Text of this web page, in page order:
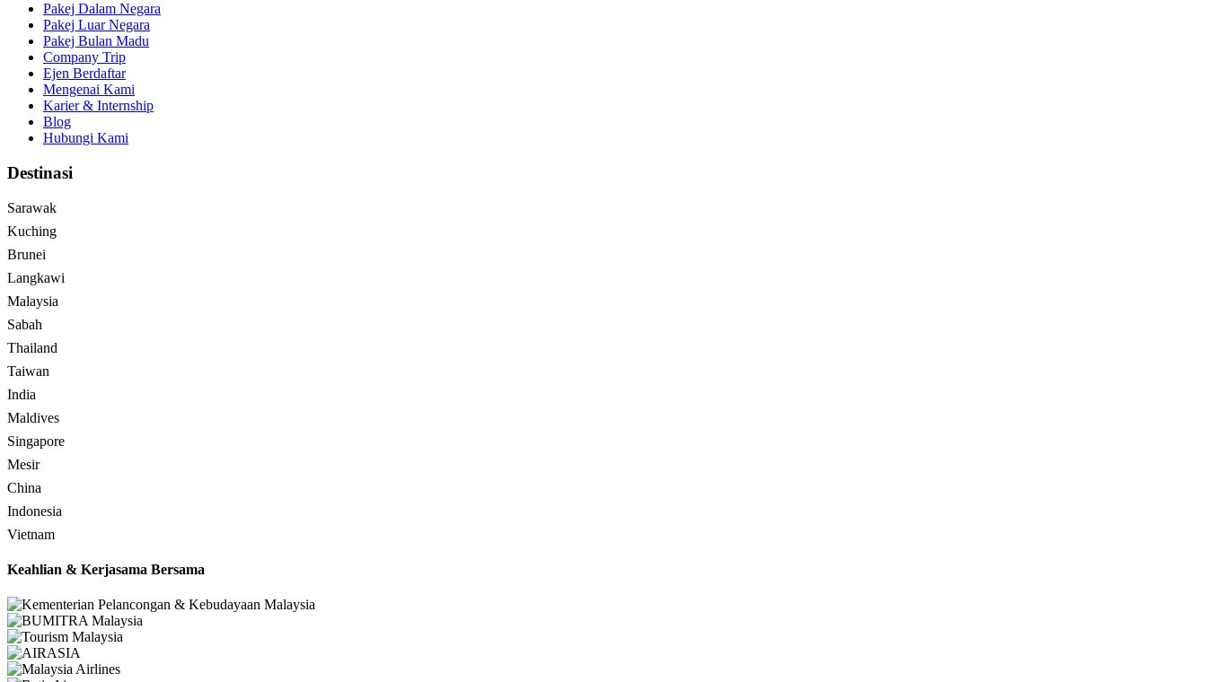
Pakej Dalam Negara
Pakej Luar Negara
Pakej Bulan Madu
Company Trip
Ejen Berdaftar
Mengenai Kami
Karier & Internship
Blog
Hubungi Kami
Destinasi
Sarawak
Kuching
Brunei
Langkawi
Malaysia
Sabah
Thailand
Taiwan
India
Maldives
Singapore
Mesir
China
Indonesia
Vietnam
Keahlian & Kerjasama Bersama